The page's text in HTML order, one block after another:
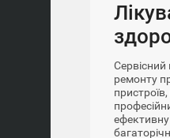
Сервісний
ремонту
ефективну